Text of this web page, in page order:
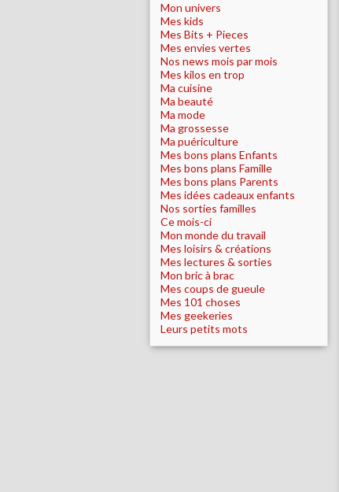
Mon univers
Mes kids
Mes Bits + Pieces
Mes envies vertes
Nos news mois par mois
Mes kilos en trop
Ma cuisine
Ma beauté
Ma mode
Ma grossesse
Ma puériculture
Mes bons plans Enfants
Mes bons plans Famille
Mes bons plans Parents
Mes idées cadeaux enfants
Nos sorties familles
Ce mois-ci
Mon monde du travail
Mes loisirs & créations
Mes lectures & sorties
Mon bric à brac
Mes coups de gueule
Mes 101 choses
Mes geekeries
Leurs petits mots